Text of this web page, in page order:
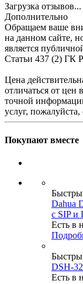
Загрузка отзывов...
Дополнительно
Обращаем ваше
на данном сайте,
является
Статьи 437 (2) ГК
Цена
отличаться от
точной
услуг,
Покупают вместе
Dahua
с SIP и
Есть в
DSH-
Есть в